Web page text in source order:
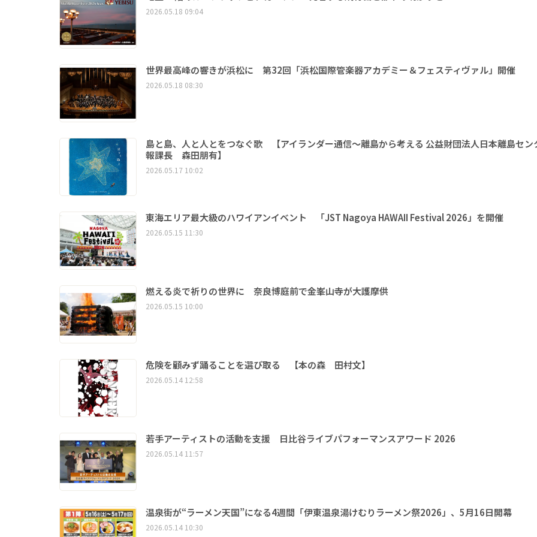
2026.05.18 09:04
世界最高峰の響きが浜松に 第32回「浜松国際管楽器アカデミー＆フェスティヴァル」開催
2026.05.18 08:30
島と島、人と人とをつなぐ歌 【アイランダー通信〜離島から考える 公益財団法人日本離島セ
報課長 森田朋有】
2026.05.17 10:02
東海エリア最大級のハワイアンイベント 「JST Nagoya HAWAII Festival 2026」を開催
2026.05.15 11:30
燃える炎で祈りの世界に 奈良博庭前で金峯山寺が大護摩供
2026.05.15 10:00
危険を顧みず踊ることを選び取る 【本の森 田村文】
2026.05.14 12:58
若手アーティストの活動を支援 日比谷ライブパフォーマンスアワード 2026
2026.05.14 11:57
温泉街が“ラーメン天国”になる4週間「伊東温泉湯けむりラーメン祭2026」、5月16日開幕
2026.05.14 10:30